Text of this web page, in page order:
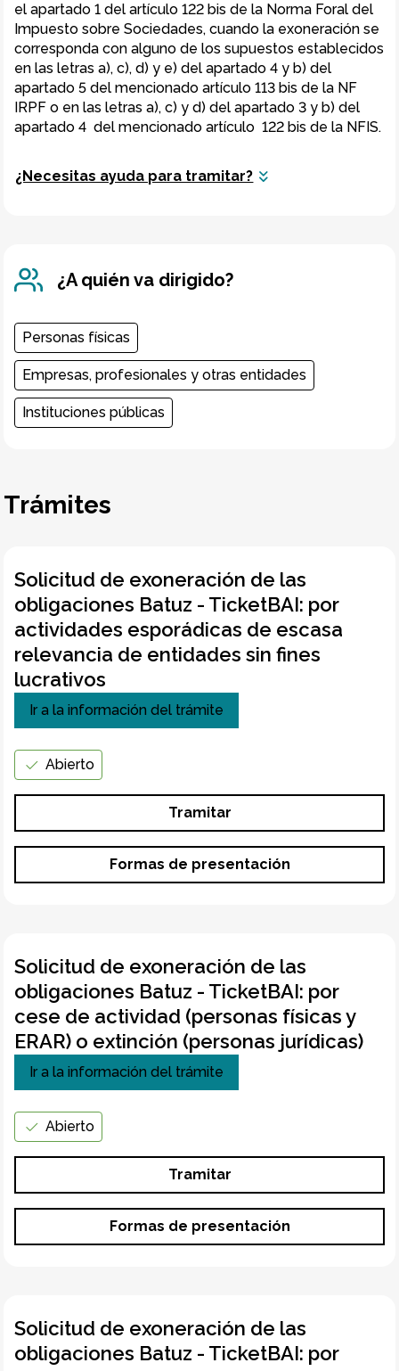
el apartado 1 del artículo 122 bis de la Norma Foral del
Impuesto sobre Sociedades, cuando la exoneración se
corresponda con alguno de los supuestos establecidos
en las letras a), c), d) y e) del apartado 4 y b) del
apartado 5 del mencionado artículo 113 bis de la NF
IRPF o en las letras a), c) y d) del apartado 3 y b) del
apartado 4  del mencionado artículo  122 bis de la NFIS.
¿Necesitas ayuda para tramitar?
¿A quién va dirigido?
Personas físicas
Empresas, profesionales y otras entidades
Instituciones públicas
Trámites
Solicitud de exoneración de las
obligaciones Batuz - TicketBAI: por
actividades esporádicas de escasa
relevancia de entidades sin fines
lucrativos
Ir a la información del trámite
Abierto
Tramitar
Formas de presentación
Solicitud de exoneración de las
obligaciones Batuz - TicketBAI: por
cese de actividad (personas físicas y
ERAR) o extinción (personas jurídicas)
Ir a la información del trámite
Abierto
Tramitar
Formas de presentación
Solicitud de exoneración de las
obligaciones Batuz - TicketBAI: por